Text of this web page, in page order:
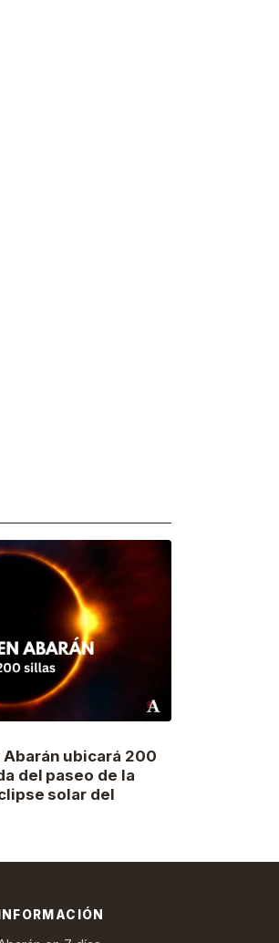
ubicará 200
del paseo de la
solar del
INFORMACIÓN